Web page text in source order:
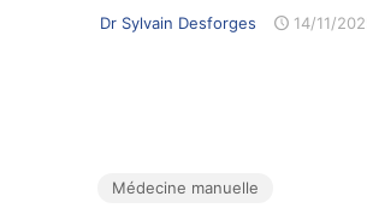
Dr Sylvain Desforges 14/11/
Médecine manuelle